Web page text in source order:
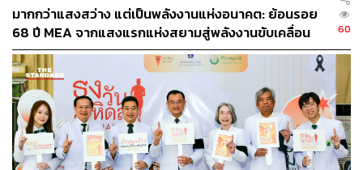
เพื่อการรักษาโรค เทคนิคยืดเหยียดป้องกัน Office Syndrome
มีการแนะนำอาหารตามธาตุเจ้าเรือน บูธเวชศาสตร์ฟื้นฟูและ
กายภาพบำบัด สาธิตการรักษาภาวะปวดคอ บ่า ไหล่ และ
โรคไหล่ติด ด้วยเครื่อง Shock Wave และ PMS บูธ Aesthetic
ให้คำปรึกษาปัญหาโรคผิวหนัง สุขภาพผิว เส้นผม หนังศีรษะ
บาง ผมร่วง และการดูแลโรคเล็บครบวงจร และบูธการให้
ความรู้เชิงป้องกันและการดูแลตนเอง โดยศูนย์เบาหวาน
ศิริราชและฝ่ายการพยาบาล โรงพยาบาลศิริราช
มากกว่าแสงสว่าง แต่เป็นพลังงานแห่งอนาคต: ย้อนรอย
68 ปี MEA จากแสงแรกแห่งสยามสู่พลังงานขับเคลื่อน
เมือง ผ่าน MEA SPARK
60